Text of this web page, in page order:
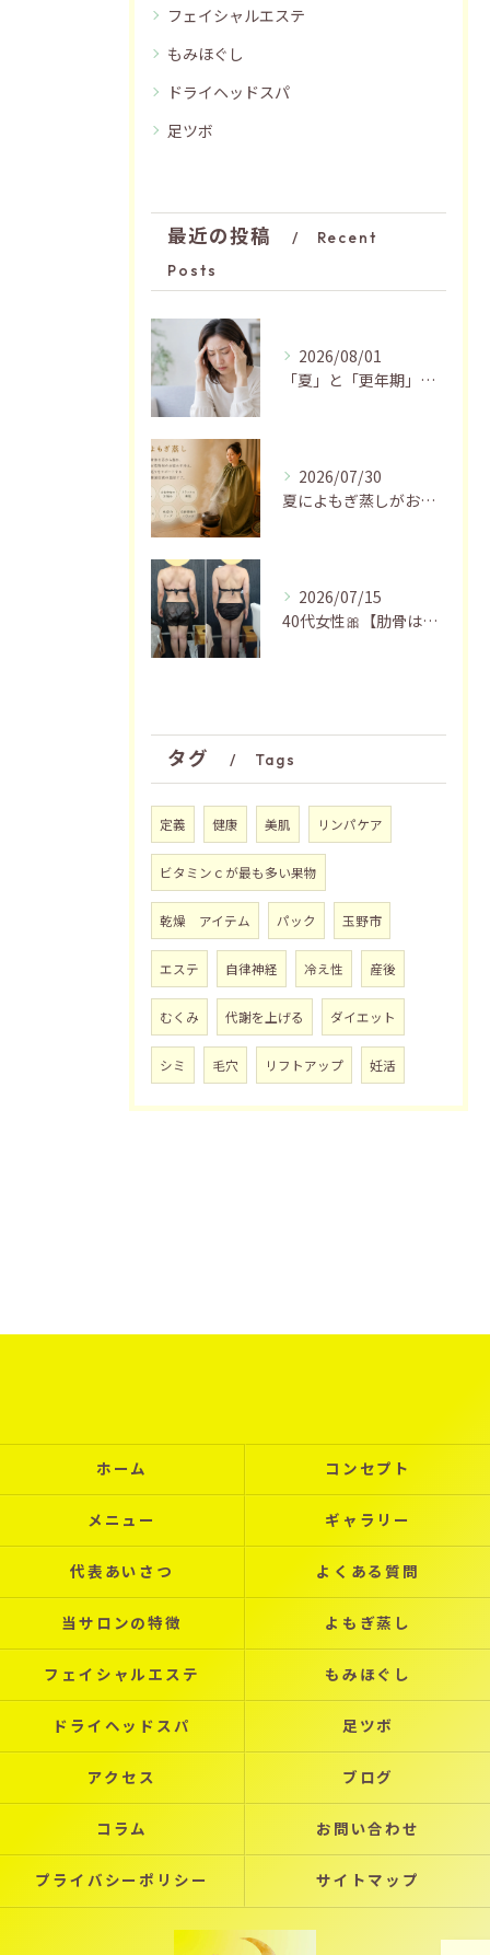
フェイシャルエステ
もみほぐし
ドライヘッドスパ
足ツボ
最近の投稿
Recent
Posts
2026/08/01
「夏」と「更年期」の関係…おすすめの過ごし方🍃
2026/07/30
夏によもぎ蒸しがおすすめの理由✨
2026/07/15
40代女性🎀【肋骨はがし＋お腹瘦せマッサージ90分】
タグ Tags
定義 健康 美肌 リンパケア
ビタミンｃが最も多い果物
乾燥 アイテム パック 玉野市
エステ 自律神経 冷え性 産後
むくみ 代謝を上げる ダイエット
シミ 毛穴 リフトアップ 妊活
ホーム コンセプト
メニュー ギャラリー
代表あいさつ よくある質問
当サロンの特徴 よもぎ蒸し
フェイシャルエステ もみほぐし
ドライヘッドスパ 足ツボ
アクセス ブログ
コラム お問い合わせ
プライバシーポリシー サイトマップ